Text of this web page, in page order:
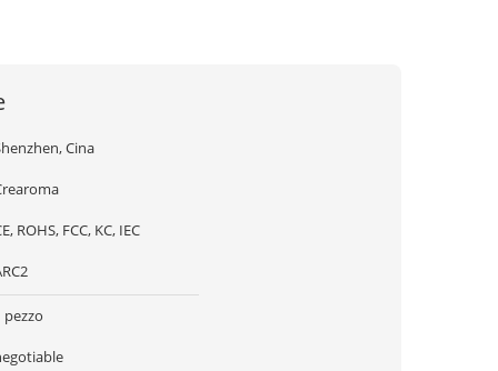
Cina
ROHS, FCC, KC, IEC
pezzo